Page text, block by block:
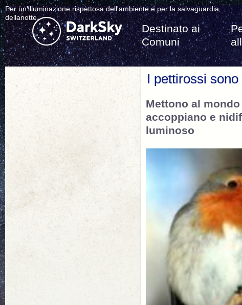
Per un'illuminazione rispettosa dell'ambiente e per la salvaguardia
dellanotte.
Destinato ai
Comuni
I pettirossi
Mettono al
accoppiano e
luminoso